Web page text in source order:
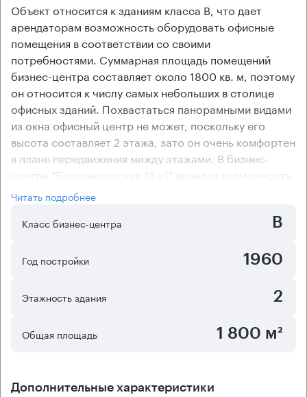
Объект относится к зданиям класса В, что дает
арендаторам возможность оборудовать офисные
помещения в соответствии со своими
потребностями. Суммарная площадь помещений
бизнес-центра составляет около 1800 кв. м, поэтому
он относится к числу самых небольших в столице
офисных зданий. Похвастаться панорамными видами
из окна офисный центр не может, поскольку его
высота составляет 2 этажа, зато он очень комфортен
в плане передвижения между этажами. В бизнес-
центре "Болотниковская 18 к1" имеется возможность
арендовать требуемое количество машиномест на
открытой охраняемой стоянке.
Арендаторам объекта предоставляются на выбор
могут быть предоставлены и офисы без ремонта. Для
арендаторов бизнес-центра созданы самые
комфортные условия работы, ведь здание оснащено
централизованной системой вентиляции и
Читать подробнее
Класс бизнес-центра
B
Год постройки 1960
Этажность здания 2
Общая площадь 1 800 м²
Дополнительные характеристики